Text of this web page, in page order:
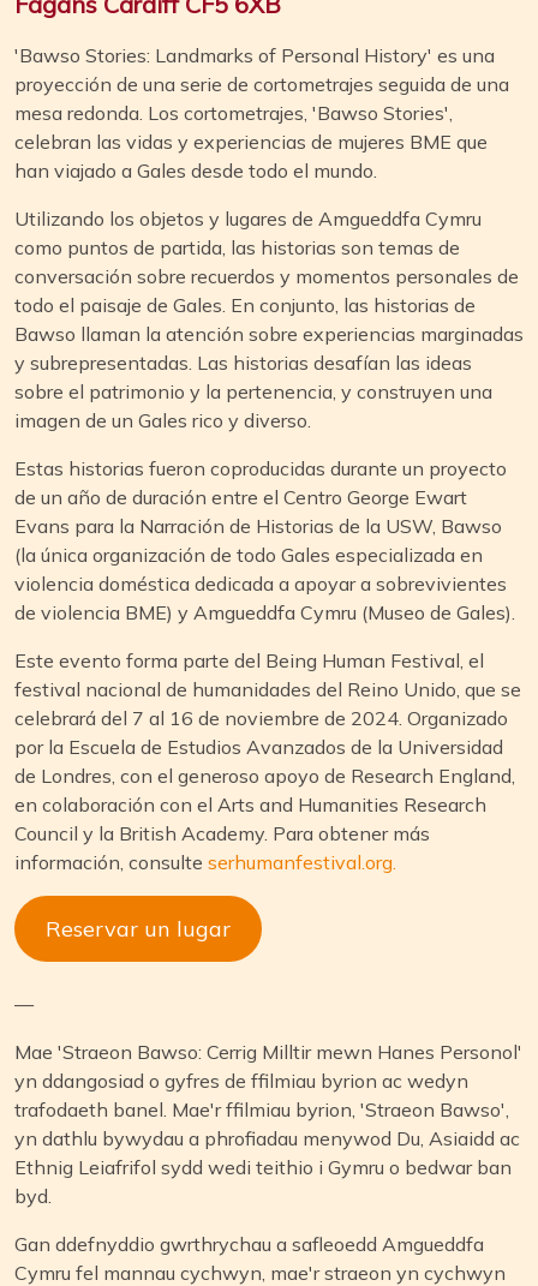
'Bawso Stories: Landmarks of Personal History' es una
proyección de una serie de cortometrajes seguida de una
mesa redonda. Los cortometrajes, 'Bawso Stories',
celebran las vidas y experiencias de mujeres BME que
han viajado a Gales desde todo el mundo.
Utilizando los objetos y lugares de Amgueddfa Cymru
como puntos de partida, las historias son temas de
conversación sobre recuerdos y momentos personales de
todo el paisaje de Gales. En conjunto, las historias de
Bawso llaman la atención sobre experiencias marginadas
y subrepresentadas. Las historias desafían las ideas
sobre el patrimonio y la pertenencia, y construyen una
imagen de un Gales rico y diverso.
Estas historias fueron coproducidas durante un proyecto
de un año de duración entre el Centro George Ewart
Evans para la Narración de Historias de la USW, Bawso
(la única organización de todo Gales especializada en
violencia doméstica dedicada a apoyar a sobrevivientes
de violencia BME) y Amgueddfa Cymru (Museo de Gales).
Este evento forma parte del Being Human Festival, el
festival nacional de humanidades del Reino Unido, que se
celebrará del 7 al 16 de noviembre de 2024. Organizado
por la Escuela de Estudios Avanzados de la Universidad
de Londres, con el generoso apoyo de Research England,
en colaboración con el Arts and Humanities Research
Council y la British Academy. Para obtener más
información, consulte serhumanfestival.org.
Reservar un lugar
—
Mae 'Straeon Bawso: Cerrig Milltir mewn Hanes Personol'
yn ddangosiad o gyfres de ffilmiau byrion ac wedyn
trafodaeth banel. Mae'r ffilmiau byrion, 'Straeon Bawso',
yn dathlu bywydau a phrofiadau menywod Du, Asiaidd ac
Ethnig Leiafrifol sydd wedi teithio i Gymru o bedwar ban
byd.
Gan ddefnyddio gwrthrychau a safleoedd Amgueddfa
Cymru fel mannau cychwyn, mae'r straeon yn cychwyn